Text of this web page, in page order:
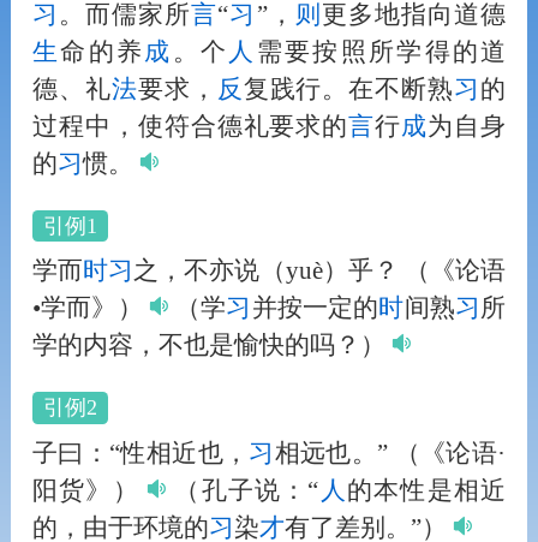
习 。而儒家所言“习 ”， 则 更多地指向道德
生命的养 成 。个 人 需要按照所学得的道
德、礼法要求， 反 复践行。在不断熟习 的
过程中，使符合德礼要求的言行成为自身
的习惯。
引例1
学而 时习 之，不亦说（yuè）乎？
（《论语
•学而》）
（学习 并按一定的时间熟习 所
学的内容，不也是愉快的吗？）
引例2
子曰：“性相近也， 习相远也。”
（《论语·
阳货》）
（孔子说：“ 人 的本性是相近
的，由于环境的习染才有了差别。”）